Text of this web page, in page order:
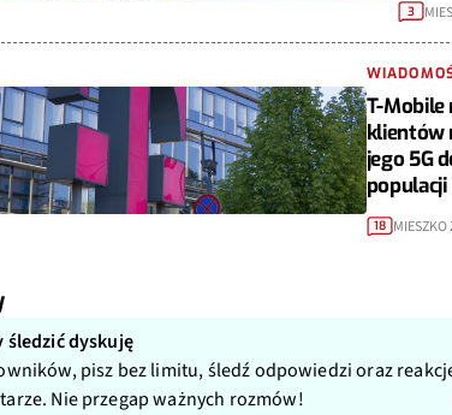
3
T-Mobile
klientów
jego 5G
18 MIESZKO
śledzić dyskuję
pisz bez limitu, śledź odpowiedzi oraz
Nie przegap ważnych rozmów!